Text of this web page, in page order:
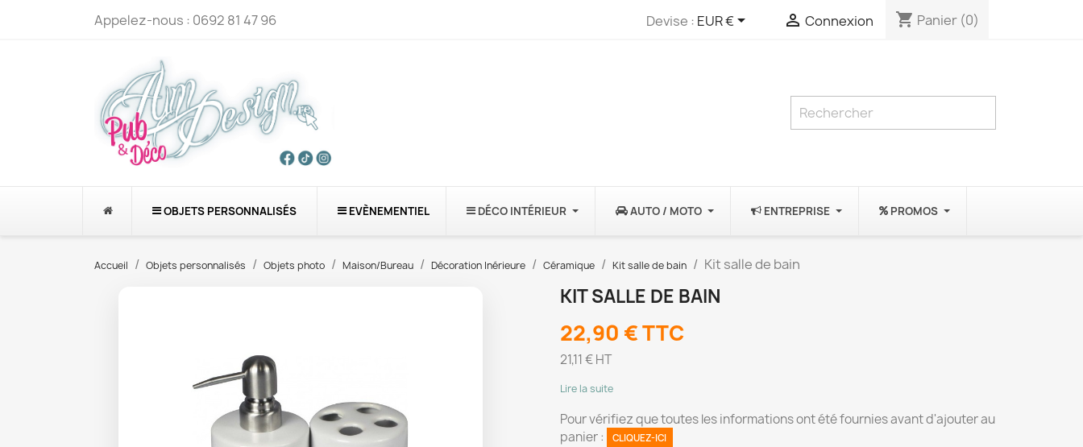
Appelez-nous : 0692 81 47 96 Devise : EUR €  Connexion shopping_cart Panier (0)
OBJETS PERSONNALISÉS EVÈNEMENTIEL DÉCO INTÉRIEUR AUTO / MOTO ENTREPRISE PROMOS
Accueil Objets personnalisés Objets photo Maison/Bureau Décoration Inérieure Céramique Kit salle de bain Kit salle de bain
KIT SALLE DE BAIN
22,90 €TTC
21,11 € HT
Lire la suite
Pour vérifiez que toutes les informations ont été fournies avant d'ajouter au
panier :
CLIQUEZ-ICI